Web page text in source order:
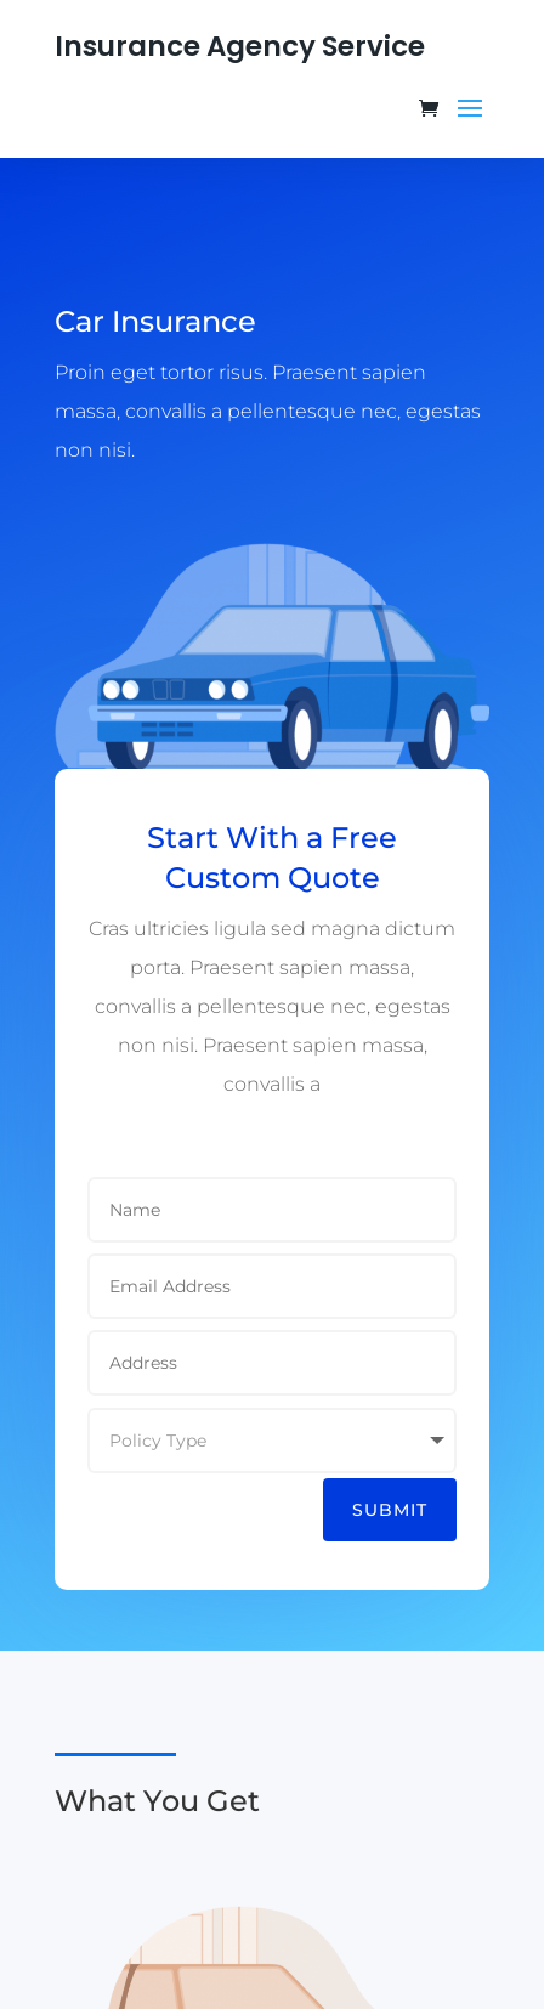
Insurance Agency Service
Car Insurance
Proin eget tortor risus. Praesent sapien
massa, convallis a pellentesque nec, egestas
non nisi.
Start With a Free
Custom Quote
Cras ultricies ligula sed magna dictum
porta. Praesent sapien massa,
convallis a pellentesque nec, egestas
non nisi. Praesent sapien massa,
convallis a
SUBMIT
What You Get